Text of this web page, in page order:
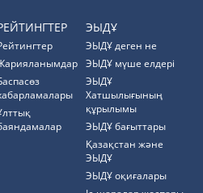
ЭЫДҰ
ЭЫДҰ деген не
ЭЫДҰ мүше елдері
ЭЫДҰ
Хатшылығының
құрылымы
ЭЫДҰ бағыттары
Қазақстан және
ЭЫДҰ
ЭЫДҰ оқиғалары